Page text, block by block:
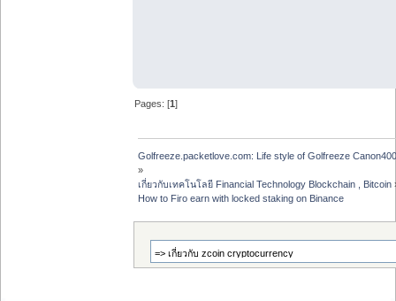
Pages: [1]
Golfreeze.packetlove.com: Life style of Golfreeze
»
เกี่ยวกับเทคโนโลยี Financial Technology Blockchain , Bitcoin
How to Firo earn with locked staking on Binance